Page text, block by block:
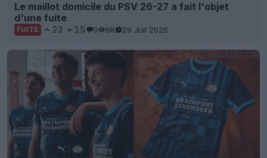
Le maillot domicile du PSV 26-27 a fait l'objet
d'une fuite
FUITE 23 15 0 6K 29 Juil 2026